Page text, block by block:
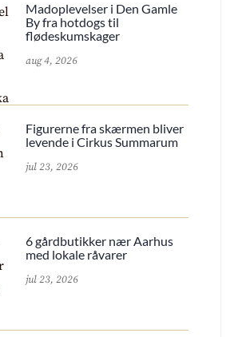
Madoplevelser i Den Gamle
By fra hotdogs til
flødeskumskager
aug 4, 2026
Figurerne fra skærmen bliver
levende i Cirkus Summarum
jul 23, 2026
6 gårdbutikker nær Aarhus
med lokale råvarer
jul 23, 2026